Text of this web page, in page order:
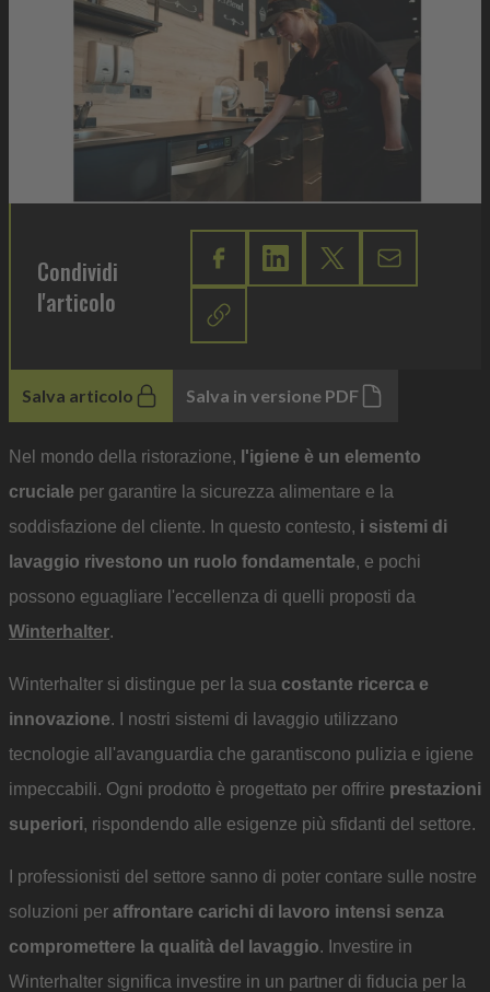
Condividi
l'articolo
Salva articolo Salva in versione PDF
Nel mondo della ristorazione, l'igiene è un elemento
cruciale per garantire la sicurezza alimentare e la
soddisfazione del cliente. In questo contesto, i sistemi di
lavaggio rivestono un ruolo fondamentale, e pochi
possono eguagliare l'eccellenza di quelli proposti da
Winterhalter.
Winterhalter si distingue per la sua costante ricerca e
innovazione. I nostri sistemi di lavaggio utilizzano
tecnologie all'avanguardia che garantiscono pulizia e igiene
impeccabili. Ogni prodotto è progettato per offrire prestazioni
superiori, rispondendo alle esigenze più sfidanti del settore.
I professionisti del settore sanno di poter contare sulle nostre
soluzioni per affrontare carichi di lavoro intensi senza
compromettere la qualità del lavaggio. Investire in
Winterhalter significa investire in un partner di fiducia per la